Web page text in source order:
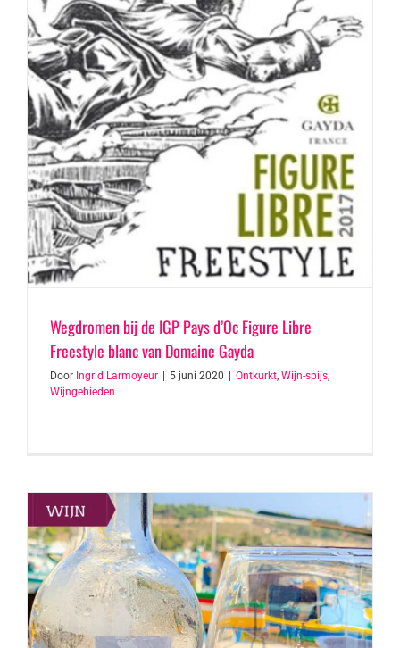
Wegdromen bij de IGP Pays d’Oc Figure Libre
Freestyle blanc van Domaine Gayda
Door Ingrid Larmoyeur 5 juni 2020 Ontkurkt, Wijn-spijs,
Wijngebieden